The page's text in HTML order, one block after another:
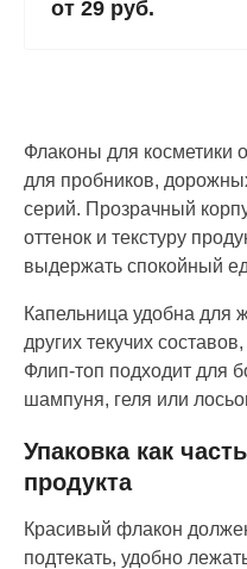
29 руб.
Флаконы для косметики
для пробников,
серий. Прозрачный
оттенок и текстуру
выдержать спокойный
Капельница удобна для
других текучих
Флип-топ подходит для
шампуня, геля или
Упаковка как
продукта
Красивый флакон
подтекать, удобно